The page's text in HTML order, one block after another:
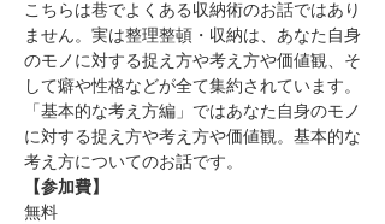
こちらは巷でよくある収納術のお話ではあり
ません。実は整理整頓・収納は、あなた自身
のモノに対する捉え方や考え方や価値観、そ
して癖や性格などが全て集約されています。
「基本的な考え方編」ではあなた自身のモノ
に対する捉え方や考え方や価値観。基本的な
考え方についてのお話です。
【参加費】
無料